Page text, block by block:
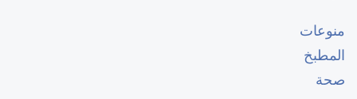
منوعات
المطبخ
صحة